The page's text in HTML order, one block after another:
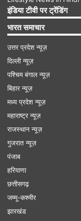
ग्राहकों के लिए 200
जोड़ा है।
जियो के इस 200 दिन
इंडिया टीवी पर ट्रेंडिंग
भारत समाचार
उत्तर प्रदेश न्यूज़
दिल्ली न्यूज़
पश्चिम बंगाल न्यूज़
बिहार न्यूज़
मध्य प्रदेश न्यूज़
महाराष्ट्र न्यूज़
राजस्थान न्यूज़
गुजरात न्यूज़
पंजाब
हरियाणा
छत्तीसगढ़
जम्मू-कश्मीर
झारखंड